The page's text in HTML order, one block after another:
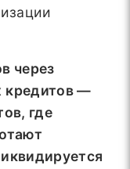
через
кредитов —
где